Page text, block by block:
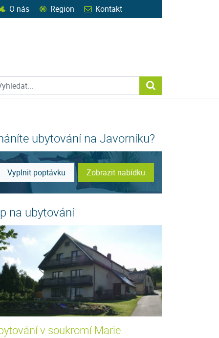
O nás Region Kontakt
web
ubytování na Javorníku?
Vyplnit poptávku Zobrazit nabídku
na ubytování
v soukromí Marie